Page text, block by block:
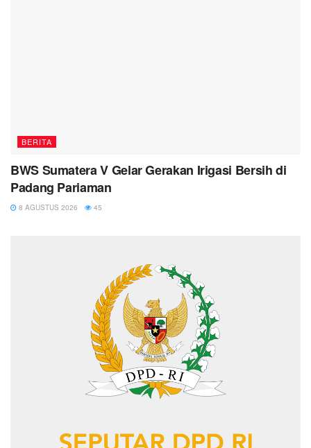
BERITA
BWS Sumatera V Gelar Gerakan Irigasi Bersih di
Padang Pariaman
8 AGUSTUS 2026 45